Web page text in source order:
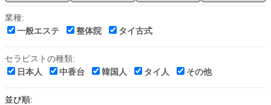
業種:
一般エステ
整体院 タイ古式
セラピストの種類:
日本人
中香台 韓国人 タイ人 その他
並び順: